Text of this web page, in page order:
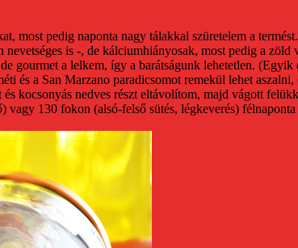
most pedig naponta nagy tálakkal szüretelem a termést.
is -, de kálciumhiányosak, most pedig a
gourmet a lelkem, így a barátságunk lehetetlen.
és a San Marzano paradicsomot remekül lehet
kocsonyás nedves részt eltávolítom, majd vágott
130 fokon (alsó-felső sütés, légkeverés)